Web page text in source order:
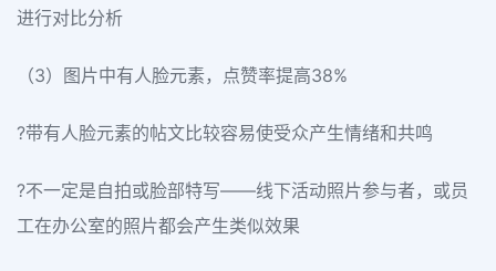
进行对比分析
（3）图片中有人脸元素，点赞率提高38%
?带有人脸元素的帖文比较容易使受众产生情绪和共鸣
?不一定是自拍或脸部特写——线下活动照片参与者，或员
工在办公室的照片都会产生类似效果